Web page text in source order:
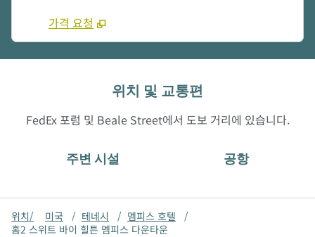
가격 요청
위치 및 교통편
FedEx 포럼 및 Beale Street에서 도보 거리에 있습니다.
주변 시설 공항
위치/ 미국 / 테네시 / 멤피스 호텔
/
홈2 스위트 바이 힐튼 멤피스 다운타운